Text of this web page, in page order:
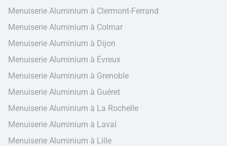
Menuiserie Aluminium à Clermont-Ferrand
Menuiserie Aluminium à Colmar
Menuiserie Aluminium à Dijon
Menuiserie Aluminium à Évreux
Menuiserie Aluminium à Grenoble
Menuiserie Aluminium à Guéret
Menuiserie Aluminium à La Rochelle
Menuiserie Aluminium à Laval
Menuiserie Aluminium à Lille